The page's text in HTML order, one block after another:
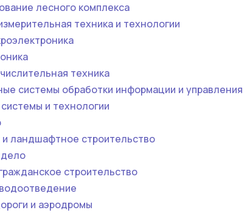
лесного комплекса
техника и технологии
техника
системы обработки информации и управления
и технологии
ландшафтное строительство
строительство
и аэродромы